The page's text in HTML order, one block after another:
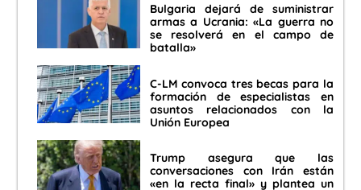
Bulgaria dejará de suministrar
armas a Ucrania: «La guerra no
se resolverá en el campo de
batalla»
C-LM convoca tres becas para la
formación de especialistas en
asuntos relacionados con la
Unión Europea
Trump asegura que las
conversaciones con Irán están
«en la recta final» y plantea un